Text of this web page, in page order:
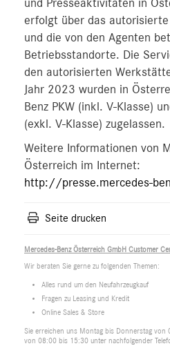
und Presseaktivitäten in
erfolgt über das
und die von den Agenten
Betriebsstandorte. Die
den autorisierten
Jahr 2023 wurden in
Benz PKW (inkl. V-Klasse)
(exkl. V-Klasse) zugelassen.
Weitere Informationen von
Österreich im Internet:
http://presse.mercedes-
Seite drucken
Mercedes-Benz Österreich GmbH Customer
Wir beraten Sie gerne zu folgenden Themen:
Alles rund um den Neufahrzeugkauf
Fragen zu Leasing und Kredit
Online Sales & Store
Sie erreichen uns Montag bis Donnerstag
von 08:00 bis 15:30 unter nachfolgender